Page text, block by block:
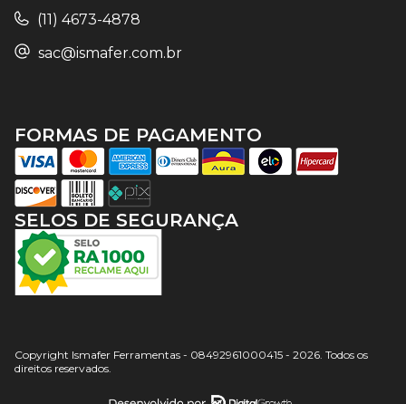
(11) 4673-4878
sac@ismafer.com.br
SELOS DE SEGURANÇA
FORMAS DE PAGAMENTO
Copyright Ismafer Ferramentas - 08492961000415 - 2026. Todos os
direitos reservados.